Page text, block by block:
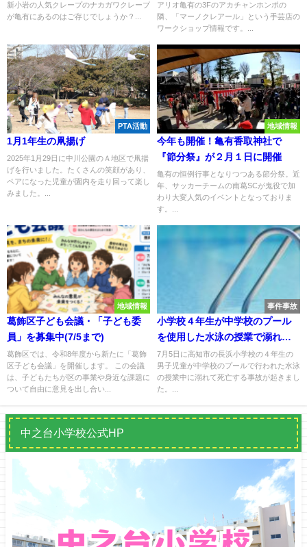
新小岩の人気クレープのナカガワクレープ
が亀有にあるのはご存じでしょうか？...
アリオ亀有の3Fのアカチャンホンポの
隣、「マーノクレアール」という手芸店の
ワークショップ情報です。...
PTA活動
1月1年生の凧揚げ
2025年1月29日に中川公園のＡ地区で凧揚
げを行いました。たくさんの笑顔があり、
ペアになった児童が園内を走り回って楽し
みました。...
地域情報
今年も開催！亀有香取神社で
『節分祭』が２月１日に開催
亀有の恒例行事となりつつある節分祭。近
年、サッカーチームの南葛SCが鬼役で加
わり大変人気のイベントとなっておりま
す。...
地域情報
葛飾区子ども会議・「子ども委
員」を募集中(7/5まで)
葛飾区では、令和8年度から新たに「葛飾
区子ども会議」を開催します。 この会議
は、子どもたちが区の事業や身近な課題に
ついて自由に意見を出し合い...
事件事故
小学校４年生が中学校のプール
を使用した水泳の授業で溺れて
死亡
7月5日に高知市の長浜小学校の４年生の
男子児童が中学校のプールで行われた水泳
の授業中に溺れて死亡する事故が起きまし
た。...
中之台小学校公式HP